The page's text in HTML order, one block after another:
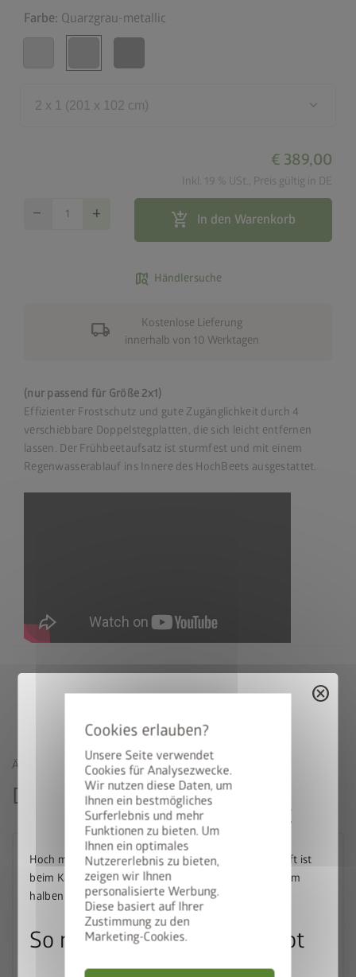
Unsere Seite verwendet
Cookies für Analysezwecke.
Wir nutzen diese Daten, um
Ihnen ein bestmögliches
Surferlebnis und mehr
Funktionen zu bieten. Um
Ihnen ein optimales
Nutzererlebnis zu bieten,
zeigen wir Ihnen
personalisierte Werbung.
Diese basiert auf Ihrer
Zustimmung zu den
Marketing-Cookies.
Farbe: Quarzgrau-metallic
2 x 1 (201 x 102 cm) keyboard_arrow_down
€ 389,00
Inkl. 19 % USt., Preis gültig in DE
remove add add_shopping_cart In den Warenkorb
map_search Händlersuche
local_shipping
Kostenlose Lieferung
innerhalb von 10 Werktagen
(nur passend für Größe 2x1)
Effizienter Frostschutz und gute Zugänglichkeit durch 4
verschiebbare Doppelstegplatten, die sich leicht entfernen
lassen. Der Frühbeetaufsatz ist sturmfest und mit einem
Regenwasserablauf ins Innere des HochBeets ausgestattet.
ÄHNLICHE PRODUKTE
Das könnte Sie auch interessieren
cancel
50% auf den BikeLift
Hoch mit dem Bike. Runter mit dem Preis: Der BikeLift ist
beim Kauf eines passenden Biohort Gerätehauses zum
halben Preis erhältlich.
So nutzen Sie unser Angebot